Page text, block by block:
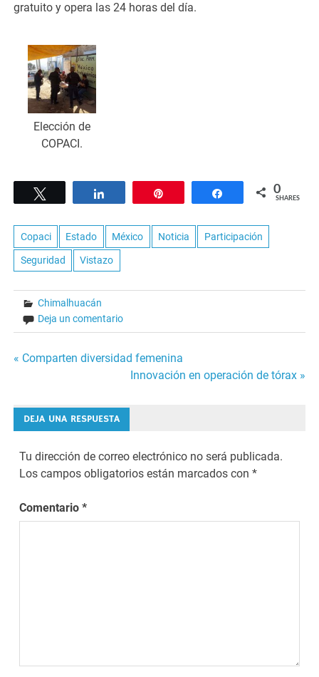
gratuito y opera las 24 horas del día.
Elección de
COPACI.
Share 0
SHARES
Copaci Estado México Noticia Participación
Seguridad Vistazo
Chimalhuacán
Deja un comentario
Navegación
entradas
« Comparten diversidad femenina
Innovación en operación de tórax »
DEJA UNA RESPUESTA
Tu dirección de correo electrónico no será publicada.
Los campos obligatorios están marcados con*
Comentario*